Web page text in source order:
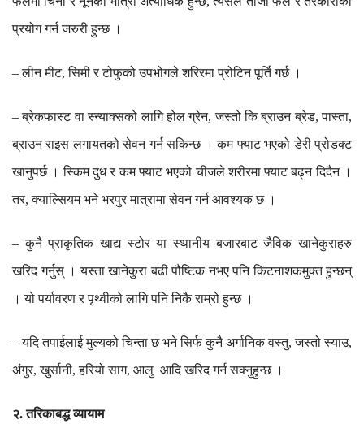
प्रयोगगर्नजरुरीहुन्छ ।
–लीनमीट,सिमीरटोफुकोउपभोगलेशरिरमाप्रोटिनपूर्तिगर्छ ।
–ब्रेकफास्टवास्न्याक्सको लागिहोलग्रेन,जस्तोकिब्राउनब्रेड,पास्ता,
ब्राउन राइस लगायतको सेवन गर्न सकिन्छ । कम फ्याट भएको डेरी प्रोडक्ट
खानुपर्छ । स्किमदुधर कमफ्याटभएको चीजलेशरीरमाफ्याटबढ्नदिदैन ।
तर,क्याल्सियमभनेभरपुरमात्रामासेवनगर्नआवश्यकछ ।
–कुनै प्राकृतिक खाद्य स्टोर या स्थानीय बजारबाट जैविक खानेकुराहरु
खरिद गर्नुस् । यस्ता खानेकुरा बढी पौष्टिक नभए पनि किटनाशकमुक्त हुन्छन्
। योपर्यावरणरपृथ्वीकोलागिपनिनिकैराम्रोहुन्छ ।
–यदितपाईलाईमुल्यकोचिन्ताछभनेसिर्फकुनैअर्गानिकवस्तु,जस्तोस्याउ,
अंगुर,खुर्सानी,हरियोसाग, आलु आदिखरिदगर्नसक्नुहुन्छ ।
२.तरिकाबद्धव्यायाम